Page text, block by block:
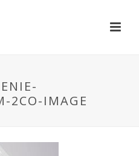
2CO-IMAGE